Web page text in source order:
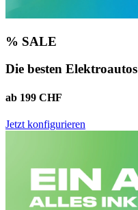
% SALE
Die besten Elektroautos
ab 199 CHF
Jetzt konfigurieren